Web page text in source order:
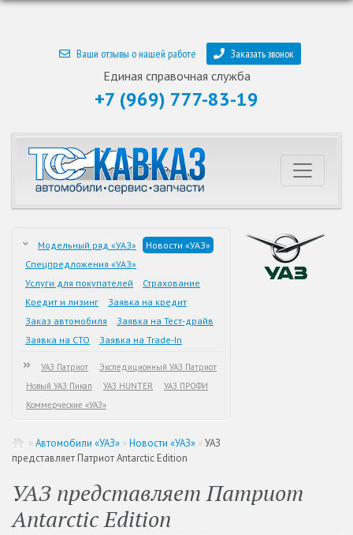
Ваши отзывы о нашей работе Заказать звонок
Единая справочная служба
+7 (969) 777-83-19
Модельный ряд «УАЗ»
Новости «УАЗ»
Спецпредложения «УАЗ»
Услуги для покупателей
Страхование
Кредит и лизинг
Заявка на кредит
Заказ автомобиля
Заявка на Тест-драйв
Заявка на СТО
Заявка на Trade-In
УАЗ Патриот
Экспедиционный УАЗ Патриот
Новый УАЗ Пикап
УАЗ HUNTER
УАЗ ПРОФИ
Коммерческие «УАЗ»
» Автомобили «УАЗ» » Новости «УАЗ» » УАЗ
представляет Патриот Antarctic Edition
УАЗ представляет Патриот
Antarctic Edition